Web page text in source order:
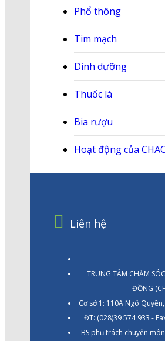
Phổ thông
Tim mạch
Dinh dưỡng
Thuốc lá
Bia rượu
Hoạt động của CHAC
Liên hệ
TRUNG TÂM CHĂM
ĐỒNG
Cơ sở 1: 110A Ngô
ĐT: (028)39 574 933 -
BS phụ trách chuyên